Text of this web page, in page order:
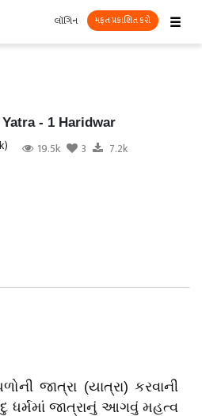
☰
લૉગિન મફત પ્રકાશિત કરો
- 1 Haridwar
19.5k 3 7.2k
જાત્રા (યાત્રા) કરવાની
ધર્મમાં જાત્રાનું આગવું મહત્વ